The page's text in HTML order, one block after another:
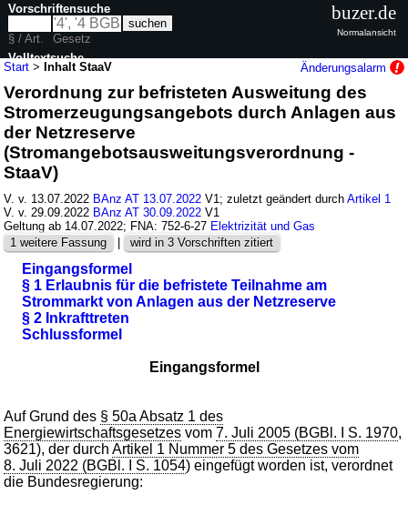
Start >Inhalt StaaV Änderungsalarm
Verordnung zur befristeten Ausweitung des
Stromerzeugungsangebots durch Anlagen aus
der Netzreserve
(Stromangebotsausweitungsverordnung -
StaaV)
V. v. 13.07.2022 BAnz AT 13.07.2022 V1; zuletzt geändert durchArtikel 1
V. v. 29.09.2022 BAnz AT 30.09.2022 V1
Geltung ab 14.07.2022; FNA: 752-6-27 Elektrizität und Gas
1 weitere Fassung
| wird in 3 Vorschriften zitiert
Eingangsformel
§ 1 Erlaubnis für die befristete Teilnahme am
Strommarkt von Anlagen aus der Netzreserve
§ 2 Inkrafttreten
Schlussformel
Eingangsformel
Auf Grund des § 50a Absatz 1 des
Energiewirtschaftsgesetzes vom7. Juli 2005 (BGBl. I S. 1970,
3621), der durchArtikel 1 Nummer 5 des Gesetzes vom
8. Juli 2022 (BGBl. I S. 1054) eingefügt worden ist, verordnet
die Bundesregierung:
Vorschriftensuche
§ / Art.
Gesetz
Volltextsuche
nur in StaaV
buzer.de
Normalansicht